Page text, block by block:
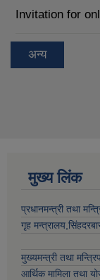
Invitation for
अन्य
मुख्य लिंक
प्रधानमन्त्री तथा
गृह
मुख्यमन्त्री तथा
आर्थिक मामिला तथा